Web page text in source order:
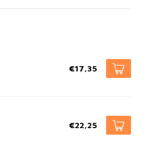
€17,35
€22,25